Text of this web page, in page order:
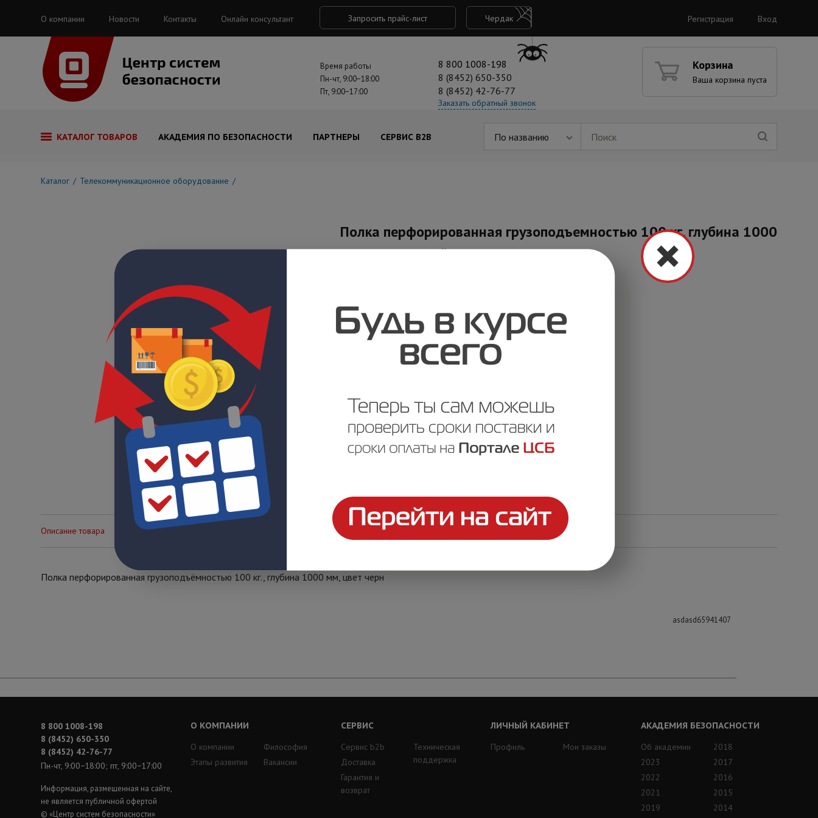
asdasd65941407
О компании Новости Контакты Онлайн консультант Запросить прайс-лист Чердак Регистрация Вход
Время работы
Пн-чт, 9:00−18:00
Пт, 9:00−17:00
8 800 1008-198
8 (8452) 650-350
8 (8452) 42-76-77
Заказать обратный звонок
Корзина
Ваша корзина пуста
КАТАЛОГ ТОВАРОВ АКАДЕМИЯ ПО БЕЗОПАСНОСТИ ПАРТНЕРЫ СЕРВИС B2B По названию
Каталог Телекоммуникационное оборудование
Полка перфорированная грузоподъемностью 100 кг, глубина 1000
мм, цвет черный
Цена по запросу
Описание товара Технические характеристики
Полка перфорированная грузоподъёмностью 100 кг., глубина 1000 мм, цвет черн
8 800 1008-198
8 (8452) 650-350
8 (8452) 42-76-77
Пн-чт, 9:00−18:00; пт, 9:00−17:00
Информация, размещенная на сайте,
не является публичной офертой
© «Центр систем безопасности»
О КОМПАНИИ
О компании
Этапы развития
Философия
Вакансии
СЕРВИС
Сервис b2b
Доставка
Гарантия и
возврат
Техническая
поддержка
ЛИЧНЫЙ КАБИНЕТ
Профиль
Мои заказы
АКАДЕМИЯ БЕЗОПАСНОСТИ
Об академии
2023
2022
2021
2019
2018
2017
2016
2015
2014